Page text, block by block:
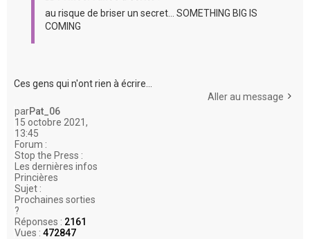
au risque de briser un secret... SOMETHING BIG IS
COMING
Ces gens qui n'ont rien à écrire...
Aller au message
parPat_06
15 octobre 2021,
13:45
Forum :
Stop the Press :
Les dernières infos
Princières
Sujet :
Prochaines sorties
?
Réponses : 2161
Vues : 472847